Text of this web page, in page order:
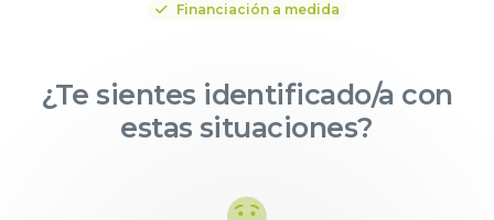
Financiación a medida
¿Te sientes identificado/a con
estas situaciones?